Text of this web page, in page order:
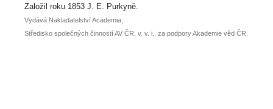
posteru je už 30. června.
Založil roku 1853 J. E. Purkyně.
Vydává Nakladatelství Academia,
Středisko společných činností AV ČR, v. v. i., za podpory Akademie věd ČR.